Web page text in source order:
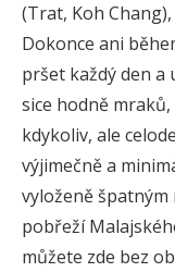
(Trat, Koh
Dokonce ani
pršet každý den a
sice hodně
kdykoliv, ale
výjimečně a
vyloženě špatným
pobřeží
můžete zde bez